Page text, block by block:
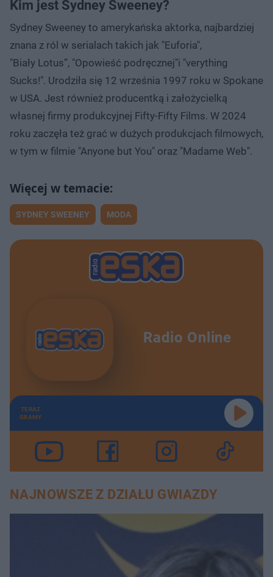
Kim jest Sydney Sweeney?
Sydney Sweeney to amerykańska aktorka, najbardziej
znana z ról w serialach takich jak "Euforia",
"Biały Lotus”, "Opowieść podręcznej"i "verything
Sucks!". Urodziła się 12 września 1997 roku w Spokane
w USA. Jest również producentką i założycielką
własnej firmy produkcyjnej Fifty-Fifty Films. W 2024
roku zaczęła też grać w dużych produkcjach filmowych,
w tym w filmie "Anyone but You" oraz "Madame Web".
SYDNEY SWEENEY MODA
Radio Online
TERAZ
GRAMY
NAJNOWSZE Z DZIAŁU GWIAZDY